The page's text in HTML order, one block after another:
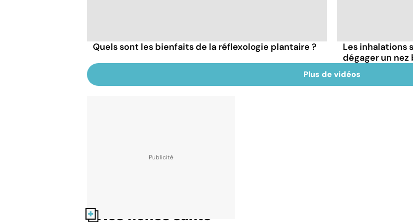
Quels sont les bienfaits de la réflexologie plantaire ?
Les inhalations
dégager un nez
Plus de vidéos
Nos fiches santé